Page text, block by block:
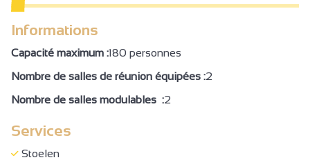
Informations
Capacité maximum :180 personnes
Nombre de salles de réunion équipées :2
Nombre de salles modulables :2
Services
Stoelen